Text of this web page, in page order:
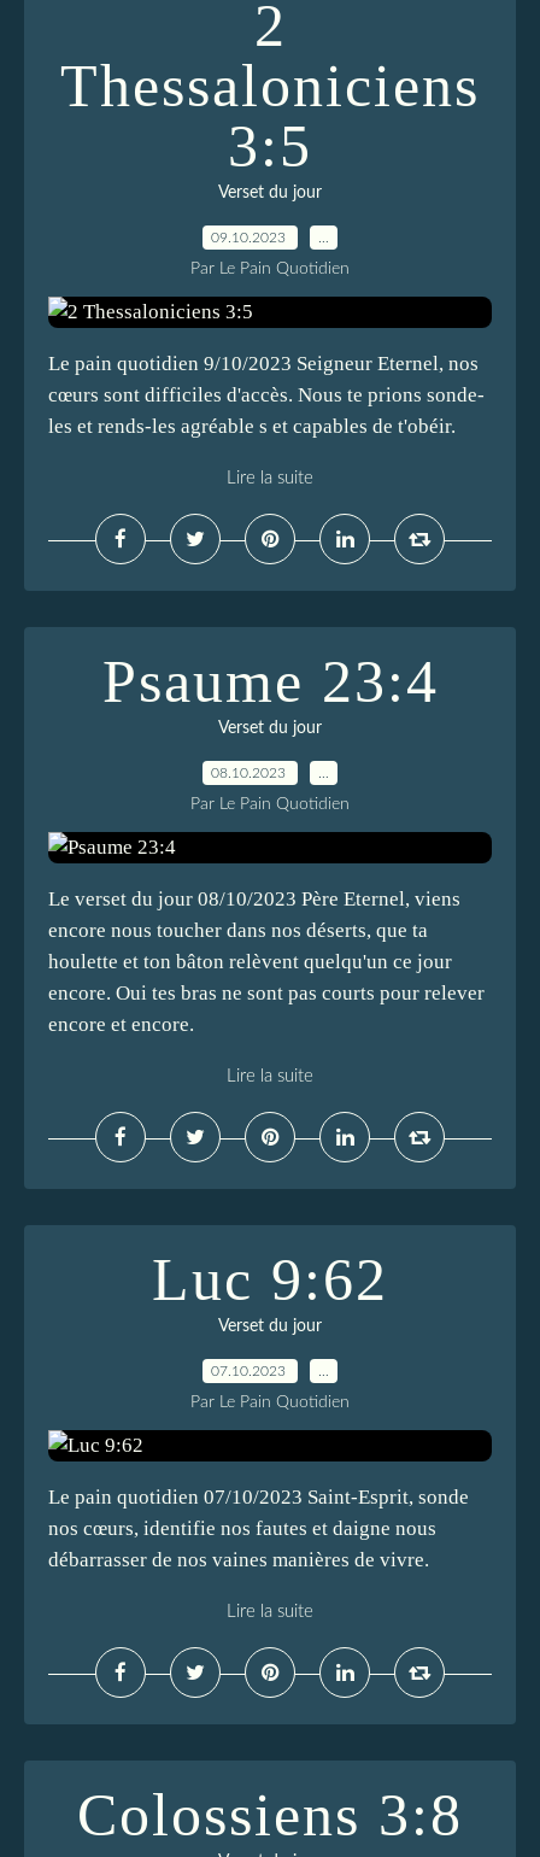
2
Thessaloniciens
3:5
Verset du jour
09.10.2023
Par Le Pain Quotidien
Le pain quotidien 9/10/2023 Seigneur Eternel, nos
cœurs sont difficiles d'accès. Nous te prions sonde-
les et rends-les agréable s et capables de t'obéir.
Lire la suite
Psaume 23:4
Verset du jour
08.10.2023
Par Le Pain Quotidien
Le verset du jour 08/10/2023 Père Eternel, viens
encore nous toucher dans nos déserts, que ta
houlette et ton bâton relèvent quelqu'un ce jour
encore. Oui tes bras ne sont pas courts pour relever
encore et encore.
Lire la suite
Luc 9:62
Verset du jour
07.10.2023
Par Le Pain Quotidien
Le pain quotidien 07/10/2023 Saint-Esprit, sonde
nos cœurs, identifie nos fautes et daigne nous
débarrasser de nos vaines manières de vivre.
Lire la suite
Colossiens 3:8